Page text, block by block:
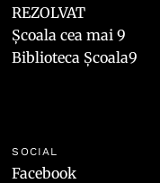
REZOLVAT
Școala cea mai 9
Biblioteca Școala9
SOCIAL
Facebook